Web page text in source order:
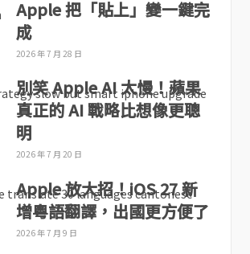
Apple 把「貼上」變一鍵完
成
2026 年 7 月 28 日
別笑 Apple AI 太慢！蘋果
真正的 AI 戰略比想像更聰
明
2026 年 7 月 20 日
Apple 放大招！iOS 27 新
增粵語翻譯，出國更方便了
2026 年 7 月 9 日